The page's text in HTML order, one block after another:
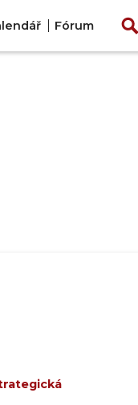
Fórum